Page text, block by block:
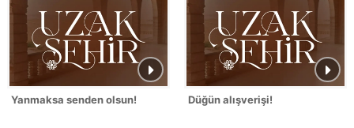
Yanmaksa senden olsun! Düğün alışverişi!